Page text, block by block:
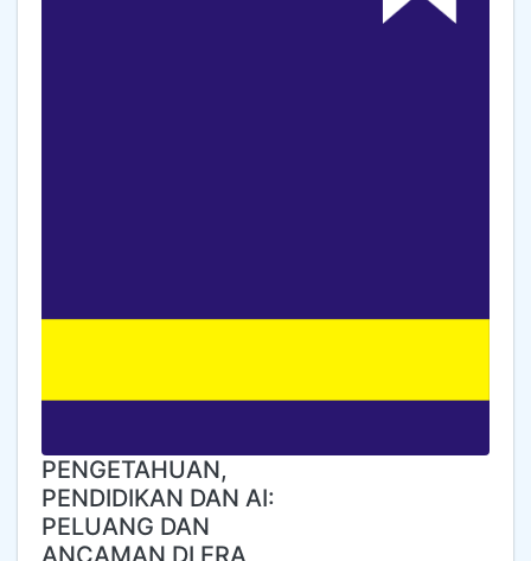
PENGETAHUAN,
PENDIDIKAN DAN AI:
PELUANG DAN